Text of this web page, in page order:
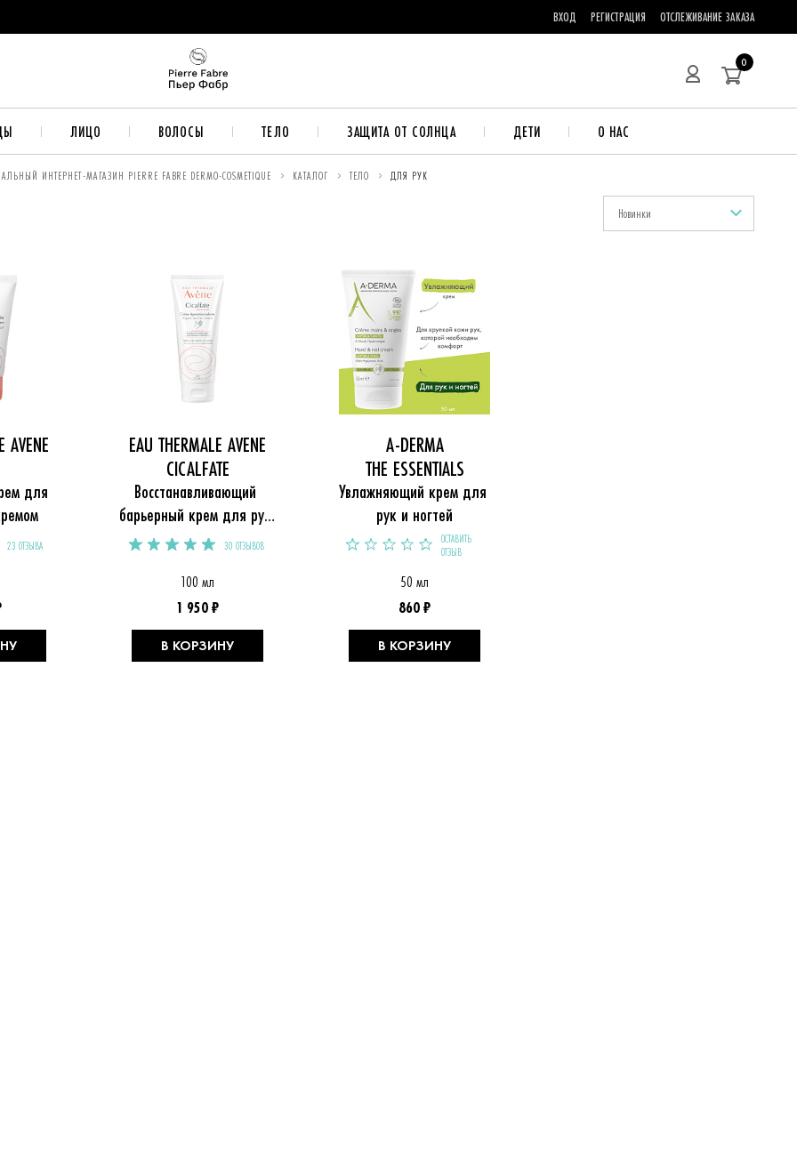
ВХОД РЕГИСТРАЦИЯ ОТСЛЕЖИВАНИЕ ЗАКАЗА
0
ЛИЦО ВОЛОСЫ ТЕЛО ЗАЩИТА ОТ СОЛНЦА ДЕТИ О НАС
ИНТЕРНЕТ-МАГАЗИН PIERRE FABRE DERMO-COSMETIQUE КАТАЛОГ ТЕЛО ДЛЯ РУК
Новинки
AVENE
для
23 ОТЗЫВА
EAU THERMALE AVENE
CICALFATE
Восстанавливающий
барьерный крем для рук
Cicalfate 30 ОТЗЫВОВ
100 мл
1 950 ₽
В КОРЗИНУ
A-DERMA
THE ESSENTIALS
Увлажняющий крем для
рук и ногтей
ОСТАВИТЬ
ОТЗЫВ
50 мл
860 ₽
В КОРЗИНУ